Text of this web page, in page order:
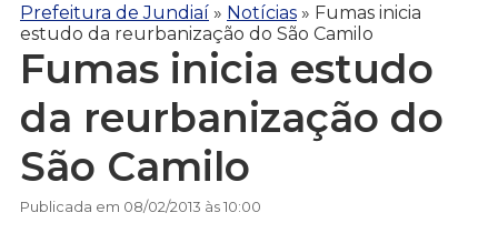
Prefeitura de Jundiaí » Notícias » Fumas inicia
estudo da reurbanização do São Camilo
Fumas inicia estudo
da reurbanização do
São Camilo
Publicada em 08/02/2013 às 10:00